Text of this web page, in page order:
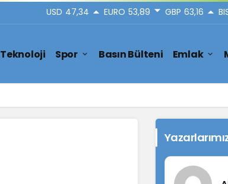
USD 47,34 EURO 53,89 GBP 63,16
Teknoloji Spor Basın Bülteni Emlak